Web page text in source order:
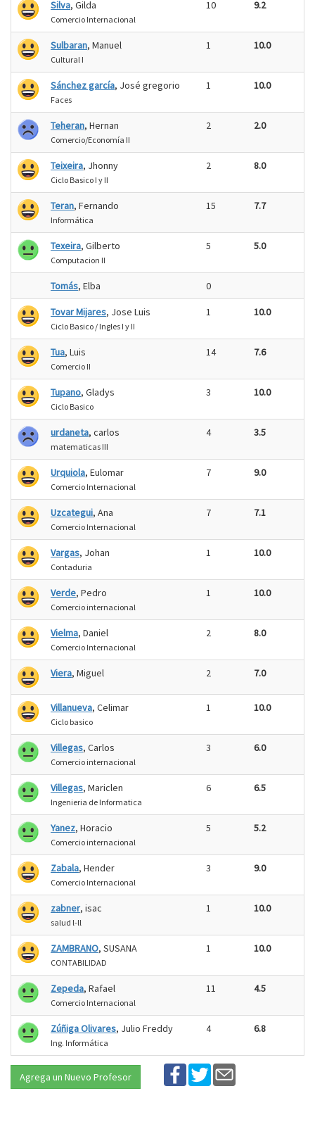
Silva, Gilda
Comercio Internacional
10 9.2
Sulbaran, Manuel
Cultural I
1 10.0
Sánchez garcía, José gregorio
Faces
1 10.0
Teheran, Hernan
Comercio/Economía II
2 2.0
Teixeira, Jhonny
Ciclo Basico I y II
2 8.0
Teran, Fernando
Informática
15 7.7
Texeira, Gilberto
Computacion II
5 5.0
Tomás, Elba 0
Tovar Mijares, Jose Luis
Ciclo Basico / Ingles I y II
1 10.0
Tua, Luis
Comercio II
14 7.6
Tupano, Gladys
Ciclo Basico
3 10.0
urdaneta, carlos
matematicas III
4 3.5
Urquiola, Eulomar
Comercio Internacional
7 9.0
Uzcategui, Ana
Comercio Internacional
7 7.1
Vargas, Johan
Contaduria
1 10.0
Verde, Pedro
Comercio internacional
1 10.0
Vielma, Daniel
Comercio Internacional
2 8.0
Viera, Miguel 2 7.0
Villanueva, Celimar
Ciclo basico
1 10.0
Villegas, Carlos
Comercio internacional
3 6.0
Villegas, Mariclen
Ingenieria de Informatica
6 6.5
Yanez, Horacio
Comercio internacional
5 5.2
Zabala, Hender
Comercio Internacional
3 9.0
zabner, isac
salud l-ll
1 10.0
ZAMBRANO, SUSANA
CONTABILIDAD
1 10.0
Zepeda, Rafael
Comercio Internacional
11 4.5
Zúñiga Olivares, Julio Freddy
Ing. Informática
4 6.8
Agrega un Nuevo Profesor